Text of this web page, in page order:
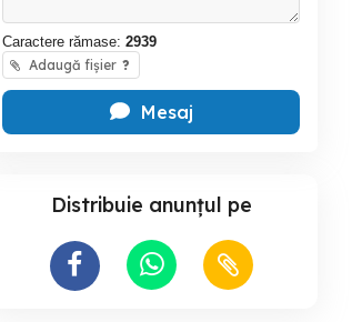
Caractere rămase: 2939
Adaugă fișier ?
Mesaj
Distribuie anunțul pe